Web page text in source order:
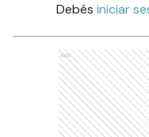
Debés iniciar
Ads